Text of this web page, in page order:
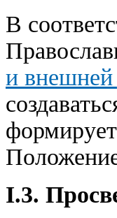
В
и внешней
I.3.